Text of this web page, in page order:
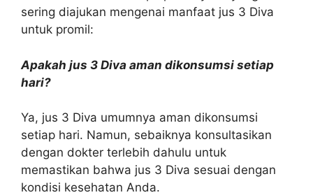
sering diajukan mengenai manfaat jus 3 Diva
untuk promil:
Apakah jus 3 Diva aman dikonsumsi setiap
hari?
Ya, jus 3 Diva umumnya aman dikonsumsi
setiap hari. Namun, sebaiknya konsultasikan
dengan dokter terlebih dahulu untuk
memastikan bahwa jus 3 Diva sesuai dengan
kondisi kesehatan Anda.